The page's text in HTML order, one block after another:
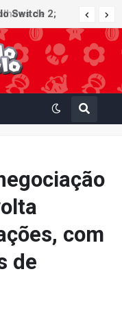
Switch 2;
com
de